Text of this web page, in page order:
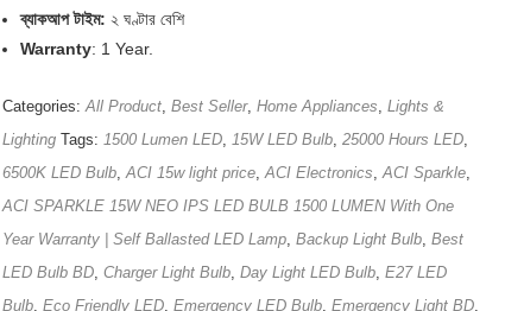
ব্যাকআপ টাইম: ২ ঘণ্টার বেশি
Warranty: 1 Year.
Categories:All Product, Best Seller, Home Appliances, Lights &
Lighting Tags: 1500 Lumen LED, 15W LED Bulb, 25000 Hours LED,
6500K LED Bulb,ACI 15w light price,ACI Electronics,ACI Sparkle,
ACI SPARKLE 15W NEO IPS LED BULB 1500 LUMEN With One
Year Warranty | Self Ballasted LED Lamp, Backup Light Bulb, Best
LED Bulb BD, Charger Light Bulb, Day Light LED Bulb, E27 LED
Bulb, Eco Friendly LED, Emergency LED Bulb, Emergency Light BD,